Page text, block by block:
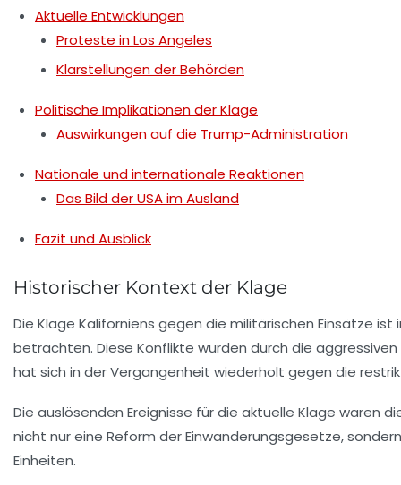
Aktuelle Entwicklungen
Proteste in Los Angeles
Klarstellungen der Behörden
Politische Implikationen der Klage
Auswirkungen auf die Trump-Administration
Nationale und internationale Reaktionen
Das Bild der USA im Ausland
Fazit und Ausblick
Historischer Kontext der Klage
Die Klage Kaliforniens gegen die militärischen Einsätze
betrachten. Diese Konflikte wurden durch die
hat sich in der Vergangenheit wiederholt gegen die
Die auslösenden Ereignisse für die aktuelle Klage waren
nicht nur eine Reform der Einwanderungsgesetze,
Einheiten.